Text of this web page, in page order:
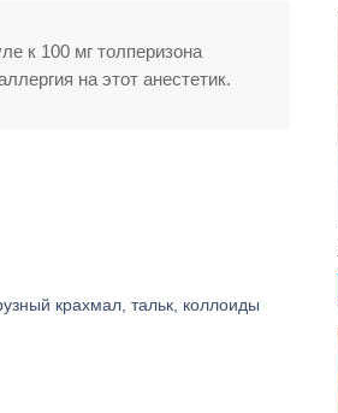
к 100 мг толперизона
на этот анестетик.
крахмал, тальк, коллоиды